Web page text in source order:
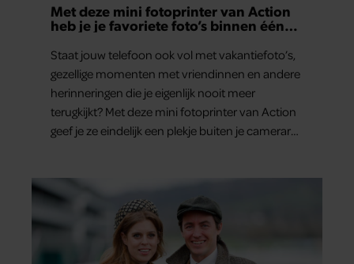
Met deze mini fotoprinter van Action
heb je je favoriete foto’s binnen één
Staat jouw telefoon ook vol met vakantiefoto’s,
gezellige momenten met vriendinnen en andere
herinneringen die je eigenlijk nooit meer
terugkijkt? Met deze mini fotoprinter van Action
geef je ze eindelijk een plekje buiten je camerarol.